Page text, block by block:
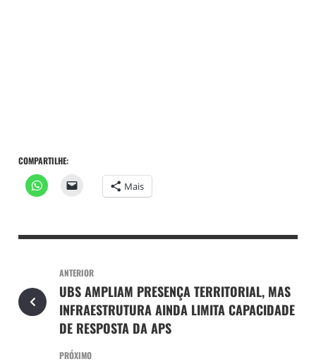
COMPARTILHE:
Mais
ANTERIOR
UBS AMPLIAM PRESENÇA TERRITORIAL, MAS
INFRAESTRUTURA AINDA LIMITA CAPACIDADE
DE RESPOSTA DA APS
PRÓXIMO